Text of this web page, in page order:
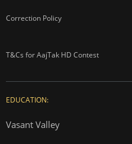
Correction Policy
T&Cs for AajTak HD Contest
EDUCATION:
Vasant Valley